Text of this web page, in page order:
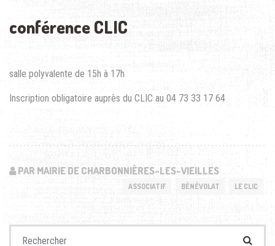
conférence CLIC
salle polyvalente de 15h à 17h
Inscription obligatoire auprès du CLIC au 04 73 33 17 64
PAR MAIRIE DE CHARBONNIÈRES-LES-VIEILLES
ASSOCIATIF BÉNÉVOLAT LE CLIC